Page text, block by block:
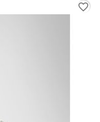
favorite_border